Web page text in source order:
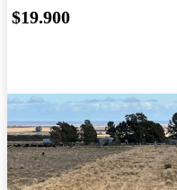
$19.900